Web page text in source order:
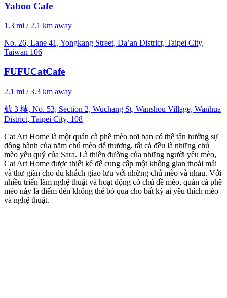
Yaboo Cafe
1.3 mi / 2.1 km away
No. 26, Lane 41, Yongkang Street, Da’an District, Taipei City,
Taiwan 106
FUFUCatCafe
2.1 mi / 3.3 km away
號 3 樓, No. 53, Section 2, Wuchang St, Wanshou Village, Wanhua
District, Taipei City, 108
Cat Art Home là một quán cà phê mèo nơi bạn có thể tận hưởng sự
đồng hành của năm chú mèo dễ thương, tất cả đều là những chú
mèo yêu quý của Sara. Là thiên đường của những người yêu mèo,
Cat Art Home được thiết kế để cung cấp một không gian thoải mái
và thư giãn cho du khách giao lưu với những chú mèo và nhau. Với
nhiều triển lãm nghệ thuật và hoạt động có chủ đề mèo, quán cà phê
mèo này là điểm đến không thể bỏ qua cho bất kỳ ai yêu thích mèo
và nghệ thuật.